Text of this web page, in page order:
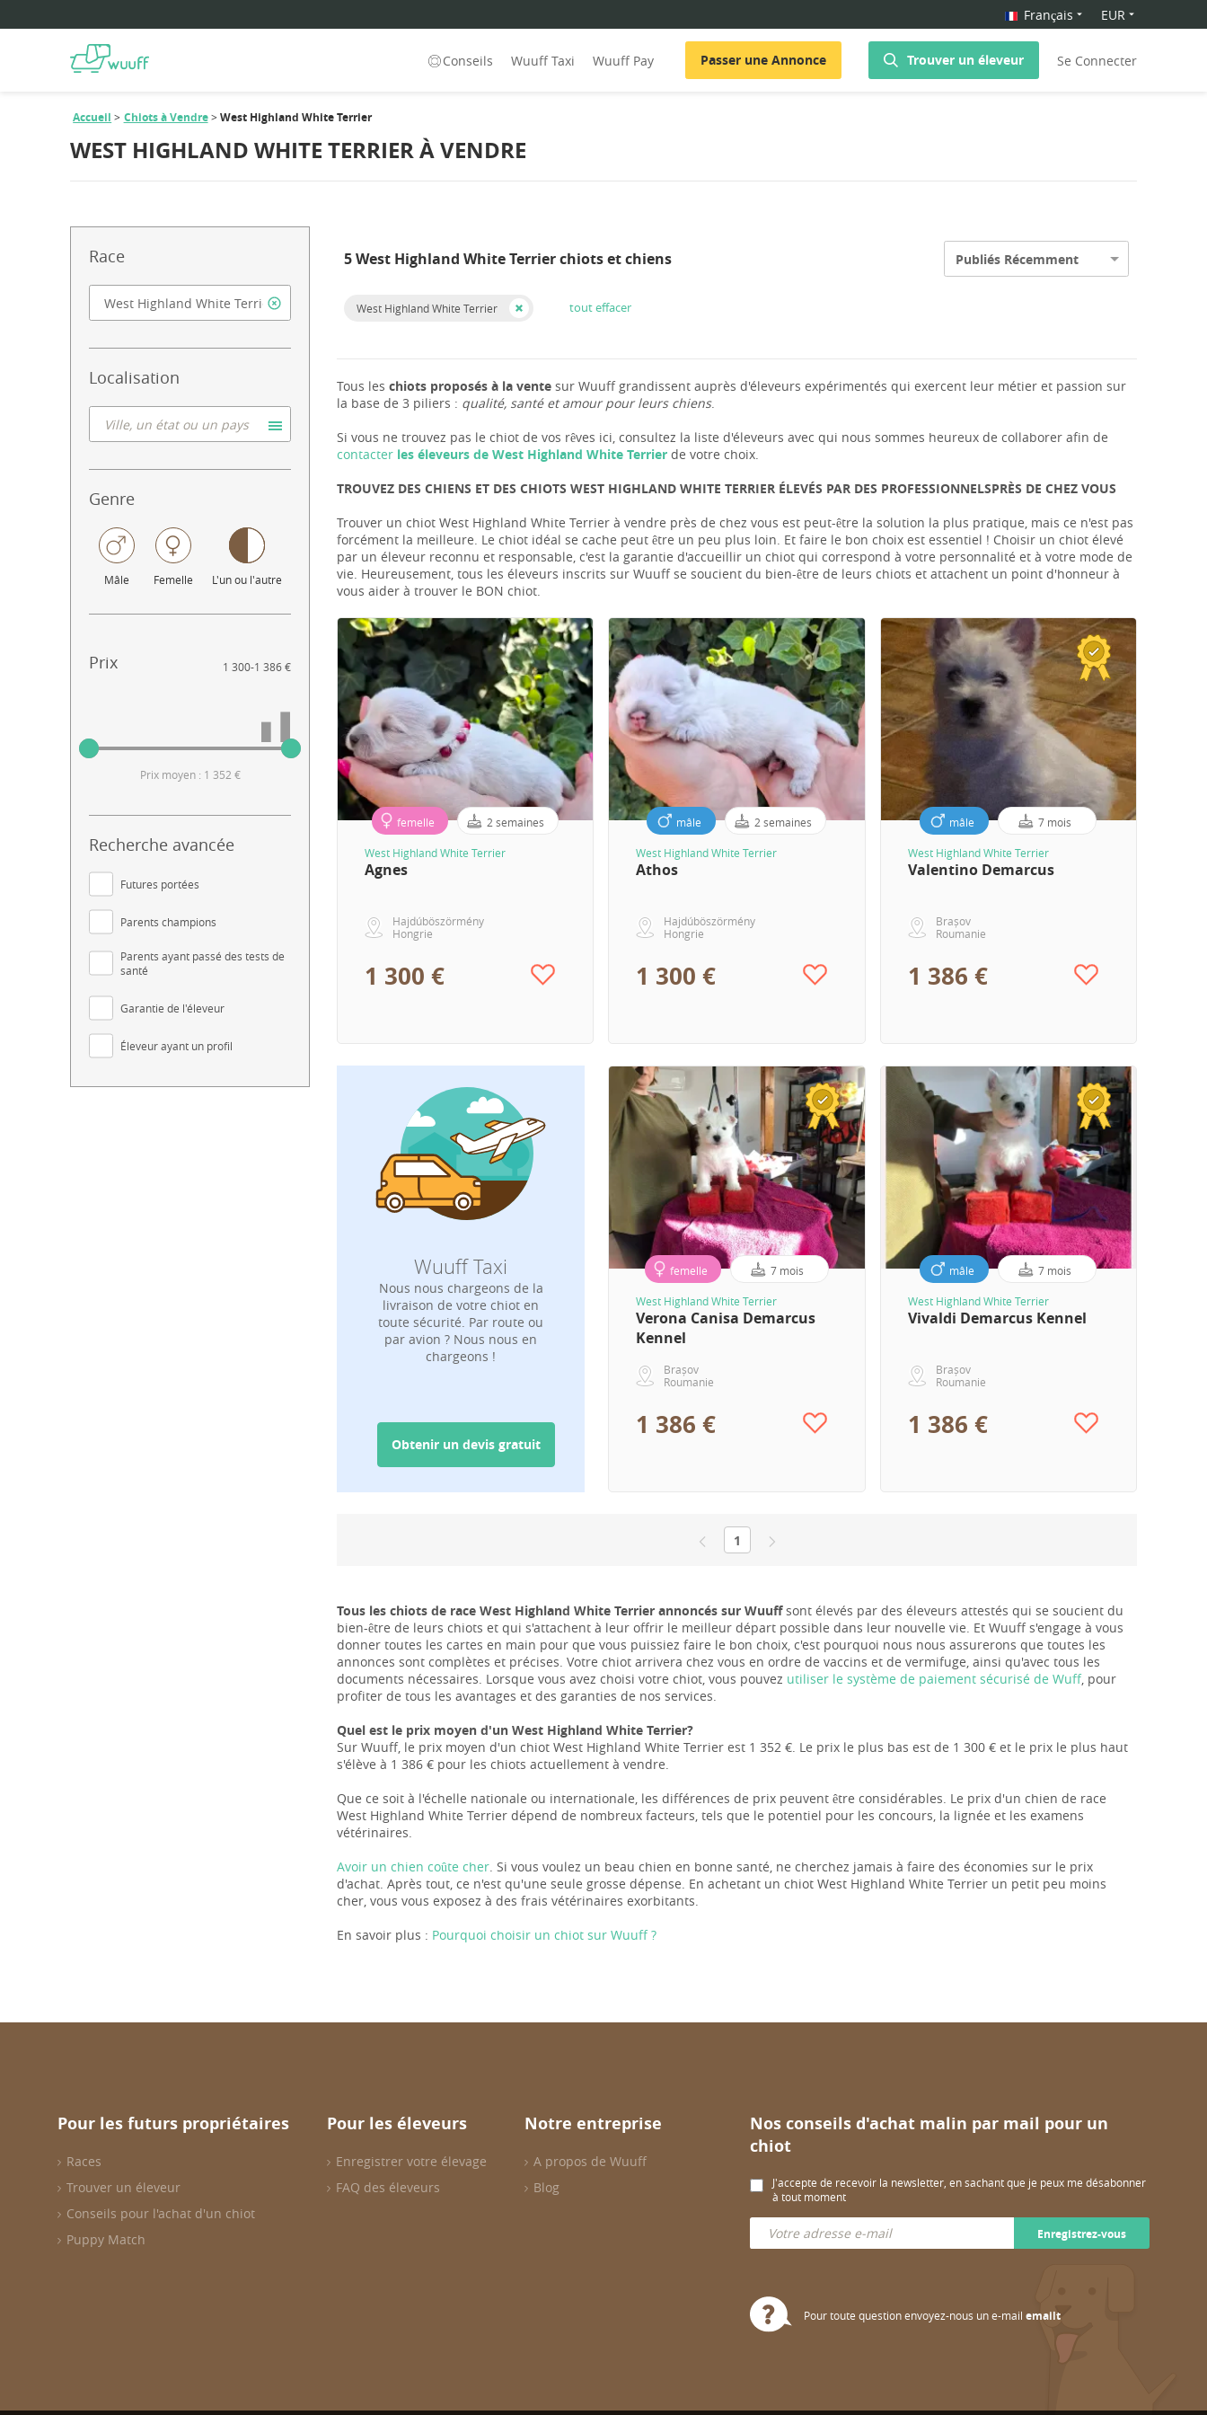
Français EUR
Conseils Wuuff Taxi Wuuff Pay Passer une Annonce Trouver un éleveur Se Connecter
Accueil Chiots à Vendre West Highland White Terrier
WEST HIGHLAND WHITE TERRIER À VENDRE
Race
Localisation
Genre
Mâle Femelle L'un ou l'autre
Prix 1 300-1 386 €
Prix moyen : 1 352 €
Recherche avancée
Futures portées
Parents champions
Parents ayant passé des tests de
santé
Garantie de l'éleveur
Éleveur ayant un profil
5 West Highland White Terrier chiots et chiens Publiés Récemment
West Highland White Terrier tout effacer
Tous les chiots proposés à la vente sur Wuuff grandissent auprès d'éleveurs expérimentés qui exercent leur métier et passion sur
la base de 3 piliers : qualité, santé et amour pour leurs chiens.
Si vous ne trouvez pas le chiot de vos rêves ici, consultez la liste d'éleveurs avec qui nous sommes heureux de collaborer afin de
contacter les éleveurs de West Highland White Terrier de votre choix.
TROUVEZ DES CHIENS ET DES CHIOTS WEST HIGHLAND WHITE TERRIER ÉLEVÉS PAR DES PROFESSIONNELSPRÈS DE CHEZ VOUS
Trouver un chiot West Highland White Terrier à vendre près de chez vous est peut-être la solution la plus pratique, mais ce n'est pas
forcément la meilleure. Le chiot idéal se cache peut être un peu plus loin. Et faire le bon choix est essentiel ! Choisir un chiot élevé
par un éleveur reconnu et responsable, c'est la garantie d'accueillir un chiot qui correspond à votre personnalité et à votre mode de
vie. Heureusement, tous les éleveurs inscrits sur Wuuff se soucient du bien-être de leurs chiots et attachent un point d'honneur à
vous aider à trouver le BON chiot.
femelle 2 semaines
West Highland White Terrier
Agnes
Hajdúböszörmény
Hongrie
1 300 €
mâle 2 semaines
West Highland White Terrier
Athos
Hajdúböszörmény
Hongrie
1 300 €
mâle 7 mois
West Highland White Terrier
Valentino Demarcus
Brașov
Roumanie
1 386 €
Wuuff Taxi
Nous nous chargeons de la
livraison de votre chiot en
toute sécurité. Par route ou
par avion ? Nous nous en
chargeons !
Obtenir un devis gratuit
femelle 7 mois
West Highland White Terrier
Verona Canisa Demarcus
Kennel
Brașov
Roumanie
1 386 €
mâle 7 mois
West Highland White Terrier
Vivaldi Demarcus Kennel
Brașov
Roumanie
1 386 €
1
Tous les chiots de race West Highland White Terrier annoncés sur Wuuffsont élevés par des éleveurs attestés qui se soucient du
bien-être de leurs chiots et qui s'attachent à leur offrir le meilleur départ possible dans leur nouvelle vie. Et Wuuff s'engage à vous
donner toutes les cartes en main pour que vous puissiez faire le bon choix, c'est pourquoi nous nous assurerons que toutes les
annonces sont complètes et précises. Votre chiot arrivera chez vous en ordre de vaccins et de vermifuge, ainsi qu'avec tous les
documents nécessaires. Lorsque vous avez choisi votre chiot, vous pouvez utiliser le système de paiement sécurisé de Wuff, pour
profiter de tous les avantages et des garanties de nos services.
Quel est le prix moyen d'un West Highland White Terrier?
Sur Wuuff, le prix moyen d'un chiot West Highland White Terrier est 1 352 €. Le prix le plus bas est de 1 300 € et le prix le plus haut
s'élève à 1 386 € pour les chiots actuellement à vendre.
Que ce soit à l'échelle nationale ou internationale, les différences de prix peuvent être considérables. Le prix d'un chien de race
West Highland White Terrier dépend de nombreux facteurs, tels que le potentiel pour les concours, la lignée et les examens
vétérinaires.
Avoir un chien coûte cher. Si vous voulez un beau chien en bonne santé, ne cherchez jamais à faire des économies sur le prix
d'achat. Après tout, ce n'est qu'une seule grosse dépense. En achetant un chiot West Highland White Terrier un petit peu moins
cher, vous vous exposez à des frais vétérinaires exorbitants.
En savoir plus : Pourquoi choisir un chiot sur Wuuff ?
Pour les futurs propriétaires
Races
Trouver un éleveur
Conseils pour l'achat d'un chiot
Puppy Match
Pour les éleveurs
Enregistrer votre élevage
FAQ des éleveurs
Notre entreprise
A propos de Wuuff
Blog
Nos conseils d'achat malin par mail pour un
chiot
J'accepte de recevoir la newsletter, en sachant que je peux me désabonner
à tout moment
Enregistrez-vous
Pour toute question envoyez-nous un e-mail emailt